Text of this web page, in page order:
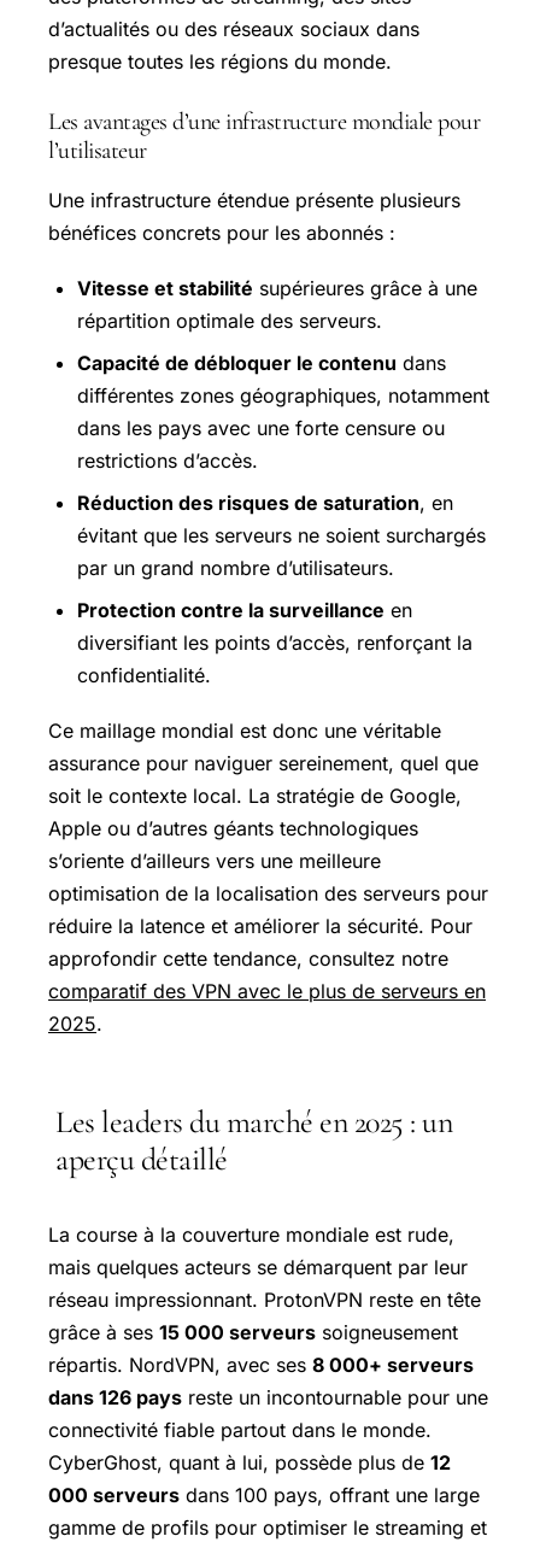
d’actualités ou des réseaux sociaux dans
presque toutes les régions du monde.
Les avantages d’une infrastructure mondiale pour
l’utilisateur
Une infrastructure étendue présente plusieurs
bénéfices concrets pour les abonnés :
Vitesse et stabilité supérieures grâce à une
répartition optimale des serveurs.
Capacité de débloquer le contenu dans
différentes zones géographiques, notamment
dans les pays avec une forte censure ou
restrictions d’accès.
Réduction des risques de saturation, en
évitant que les serveurs ne soient surchargés
par un grand nombre d’utilisateurs.
Protection contre la surveillance en
diversifiant les points d’accès, renforçant la
confidentialité.
Ce maillage mondial est donc une véritable
assurance pour naviguer sereinement, quel que
soit le contexte local. La stratégie de Google,
Apple ou d’autres géants technologiques
s’oriente d’ailleurs vers une meilleure
optimisation de la localisation des serveurs pour
réduire la latence et améliorer la sécurité. Pour
approfondir cette tendance, consultez notre
comparatif des VPN avec le plus de serveurs en
2025.
Les leaders du marché en 2025 : un
aperçu détaillé
La course à la couverture mondiale est rude,
mais quelques acteurs se démarquent par leur
réseau impressionnant. ProtonVPN reste en tête
grâce à ses 15 000 serveurs soigneusement
répartis. NordVPN, avec ses 8 000+ serveurs
dans 126 pays reste un incontournable pour une
connectivité fiable partout dans le monde.
CyberGhost, quant à lui, possède plus de 12
000 serveurs dans 100 pays, offrant une large
gamme de profils pour optimiser le streaming et